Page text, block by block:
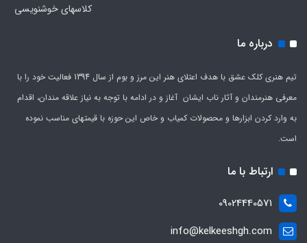
کلاسهای خوشنویسی
درباره ما
تیم هنری کلک عشق با هدف اعتلای هنر این مرز و بوم از سال 1394 فعالیت خود را با
معرفی هنرمندان و آثار ناب ایشان آغاز و در ادامه با توجه به نیاز علاقه مندان، اقدام
به وارد کردن ابزارها و محصولات کمیاب و خاص این حوزه با قیمتهای مناسب نموده
است.
ارتباط با ما
09024440571
info@kelkeeshgh.com